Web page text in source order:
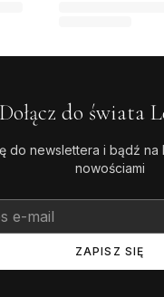
Dołącz do świata
do newslettera i bądź na
nowościami
ZAPISZ SIĘ